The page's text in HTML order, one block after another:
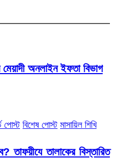
অনলাইন ইফতা বিভাগ
পোস্ট বিশেষ পোস্ট মাসায়িল শিখি
তাফয়ীযে তালাকের বিস্তারিত